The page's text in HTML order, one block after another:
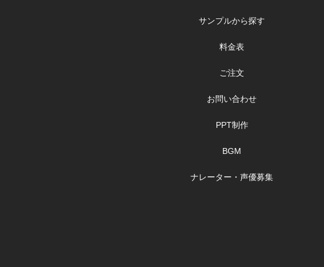
サンプルから探す
料金表
ご注文
お問い合わせ
PPT制作
BGM
ナレーター・声優募集